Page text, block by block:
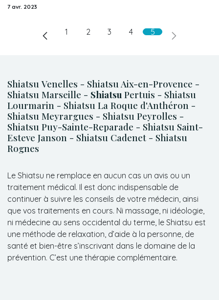
7 avr. 2023
1 2 3 4 5
Shiatsu Venelles - Shiatsu Aix-en-Provence -
Shiatsu Marseille - Shiatsu Pertuis - Shiatsu
Lourmarin - Shiatsu La Roque d'Anthéron -
Shiatsu Meyrargues - Shiatsu Peyrolles -
Shiatsu Puy-Sainte-Reparade - Shiatsu Saint-
Esteve Janson - Shiatsu Cadenet - Shiatsu
Rognes
Le Shiatsu ne remplace en aucun cas un avis ou un
traitement médical. Il est donc indispensable de
continuer à suivre les conseils de votre médecin, ainsi
que vos traitements en cours. Ni massage, ni idéologie,
ni médecine au sens occidental du terme, le Shiatsu est
une méthode de relaxation, d’aide à la personne, de
santé et bien-être s’inscrivant dans le domaine de la
prévention. C’est une thérapie complémentaire.